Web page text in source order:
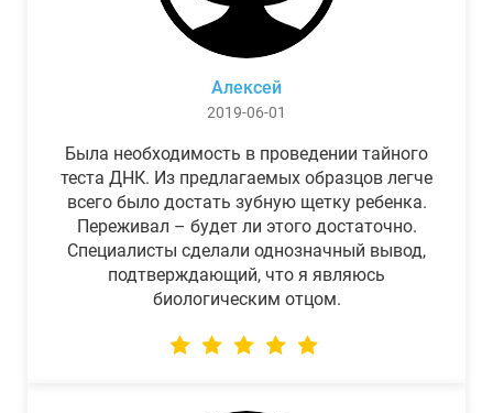
Алексей
2019-06-01
Была необходимость в проведении тайного
теста ДНК. Из предлагаемых образцов легче
всего было достать зубную щетку ребенка.
Переживал – будет ли этого достаточно.
Специалисты сделали однозначный вывод,
подтверждающий, что я являюсь
биологическим отцом.